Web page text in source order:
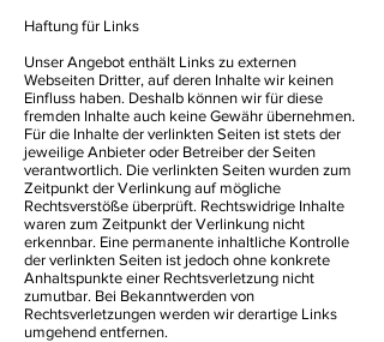
Haftung für Links
Unser Angebot enthält Links zu externen
Webseiten Dritter, auf deren Inhalte wir keinen
Einfluss haben. Deshalb können wir für diese
fremden Inhalte auch keine Gewähr übernehmen.
Für die Inhalte der verlinkten Seiten ist stets der
jeweilige Anbieter oder Betreiber der Seiten
verantwortlich. Die verlinkten Seiten wurden zum
Zeitpunkt der Verlinkung auf mögliche
Rechtsverstöße überprüft. Rechtswidrige Inhalte
waren zum Zeitpunkt der Verlinkung nicht
erkennbar. Eine permanente inhaltliche Kontrolle
der verlinkten Seiten ist jedoch ohne konkrete
Anhaltspunkte einer Rechtsverletzung nicht
zumutbar. Bei Bekanntwerden von
Rechtsverletzungen werden wir derartige Links
umgehend entfernen.